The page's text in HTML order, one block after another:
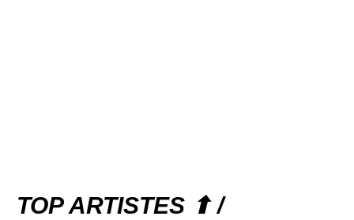
TOP ARTISTES ⬆ /